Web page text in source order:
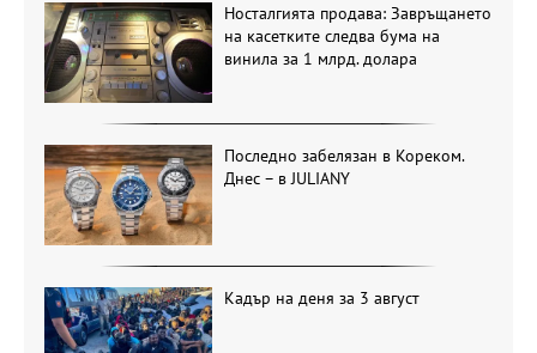
Носталгията продава: Завръщането
на касетките следва бума на
винила за 1 млрд. долара
Последно забелязан в Кореком.
Днес – в JULIANY
Кадър на деня за 3 август